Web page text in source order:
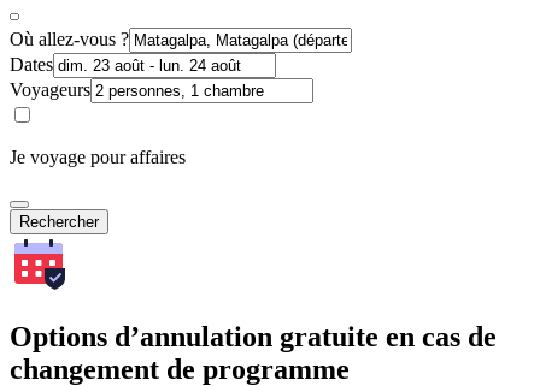
Où allez-vous ?
Dates
Voyageurs
Je voyage pour affaires
Rechercher
Options d’annulation gratuite en cas de
changement de programme